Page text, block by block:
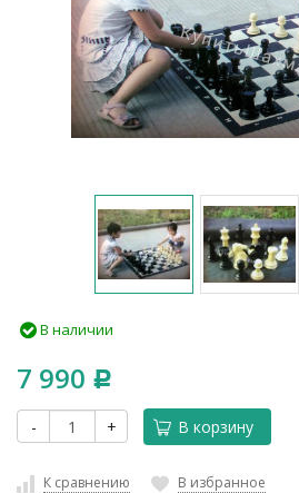
В наличии
7 990 Р
- + В корзину
К сравнению В избранное